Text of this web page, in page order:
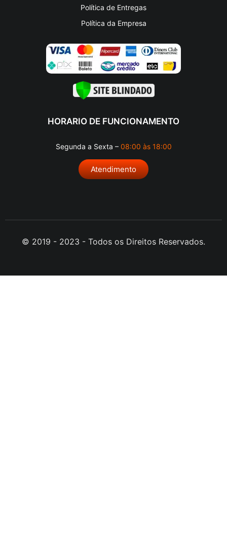
Política de Entregas
Política da Empresa
HORARIO DE FUNCIONAMENTO
Segunda a Sexta – 08:00 às 18:00
Atendimento
© 2019 - 2023 - Todos os Direitos Reservados.